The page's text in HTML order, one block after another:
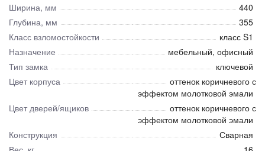
Ширина, мм
440
Глубина, мм
355
Класс взломостойкости
класс S1
Назначение
мебельный, офисный
Тип замка
ключевой
Цвет корпуса
оттенок коричневого с
эффектом молотковой эмали
Цвет дверей/ящиков
оттенок коричневого с
эффектом молотковой эмали
Конструкция
Сварная